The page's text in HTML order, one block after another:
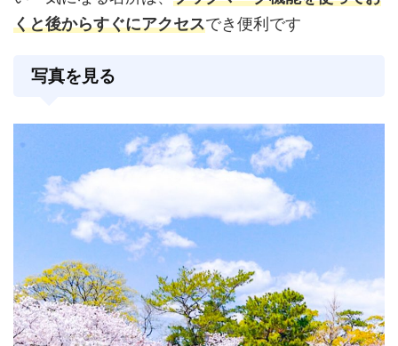
くと後からすぐにアクセスでき便利です
写真を見る